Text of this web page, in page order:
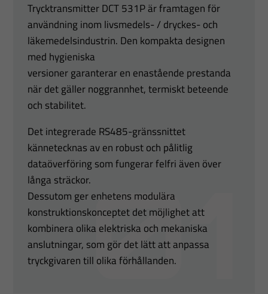
Trycktransmitter DCT 531P är framtagen för
användning inom livsmedels- / dryckes- och
läkemedelsindustrin. Den kompakta designen
med hygieniska
versioner garanterar en enastående prestanda
när det gäller noggrannhet, termiskt beteende
och stabilitet.
Det integrerade RS485-gränssnittet
kännetecknas av en robust och pålitlig
dataöverföring som fungerar felfri även över
långa sträckor.
Dessutom ger enhetens modulära
konstruktionskonceptet det möjlighet att
kombinera olika elektriska och mekaniska
anslutningar, som gör det lätt att anpassa
tryckgivaren till olika förhållanden.